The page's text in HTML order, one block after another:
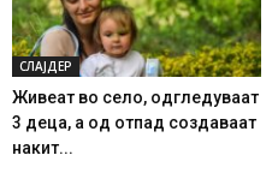
СЛАЈДЕР
Живеат во село, одгледуваат
3 деца, а од отпад создаваат
накит...